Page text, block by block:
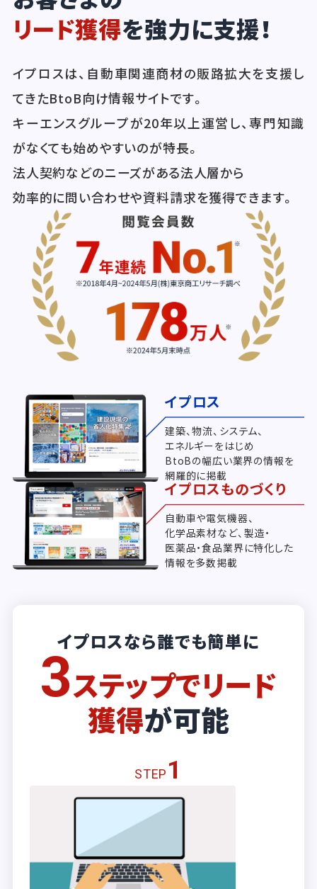
リード獲得を強力に支援！
イプロスは、自動車関連商材の販路拡大を支援し
てきたBtoB向け情報サイトです。
キーエンスグループが20年以上運営し、専門知識
がなくても始めやすいのが特長。
法人契約などのニーズがある法人層から
効率的に問い合わせや資料請求を獲得できます。
イプロス
建築、物流、システム、
エネルギーをはじめ
BtoBの幅広い業界の情報を
網羅的に掲載
イプロスものづくり
自動車や電気機器、
化学品素材など、製造・
医薬品・食品業界に特化した
情報を多数掲載
イプロスなら誰でも簡単に
3ステップでリード
獲得が可能
STEP 1